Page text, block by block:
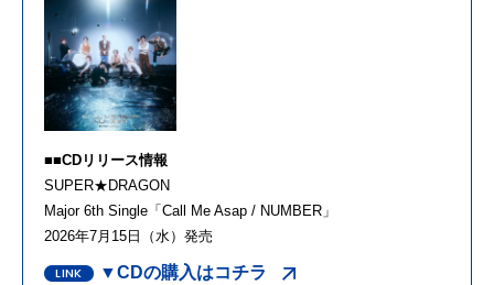
■■CDリリース情報
SUPER★DRAGON
Major 6th Single「Call Me Asap / NUMBER」
2026年7月15日（水）発売
▼CDの購入はコチラ